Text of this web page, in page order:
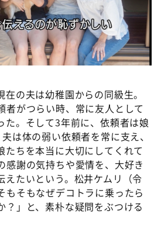
チ～
ゃい！
の夫は幼稚園からの同級生。
者がつらい時、常に友人として
た。そして3年前に、依頼者は娘
は体の弱い依頼者を常に支え、
たちを本当に大切にしてくれて
感謝の気持ちや愛情を、大好き
えたいという。松井ケムリ（令
もそもなぜデコトラに乗ったら
？」と、素朴な疑問をぶつける